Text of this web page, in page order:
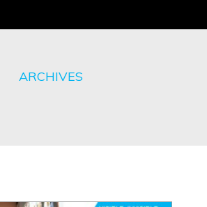
ARCHIVES